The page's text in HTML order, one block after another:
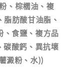
、棕櫚油、複
肪酸甘油脂、
、食鹽、複方品
碳酸鈣、異抗壞
澱粉、水))